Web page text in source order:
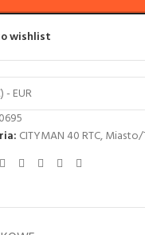
wishlist
- EUR
CITYMAN 40 RTC,